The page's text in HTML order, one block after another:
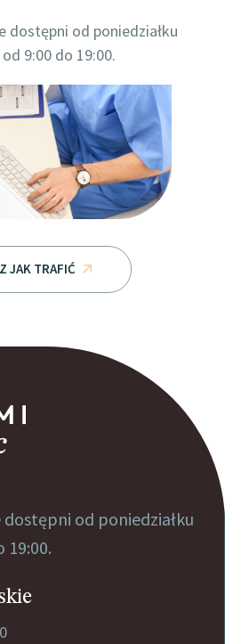
dostępni od poniedziałku
9:00 do 19:00.
JAK TRAFIĆ
od poniedziałku
19:00.